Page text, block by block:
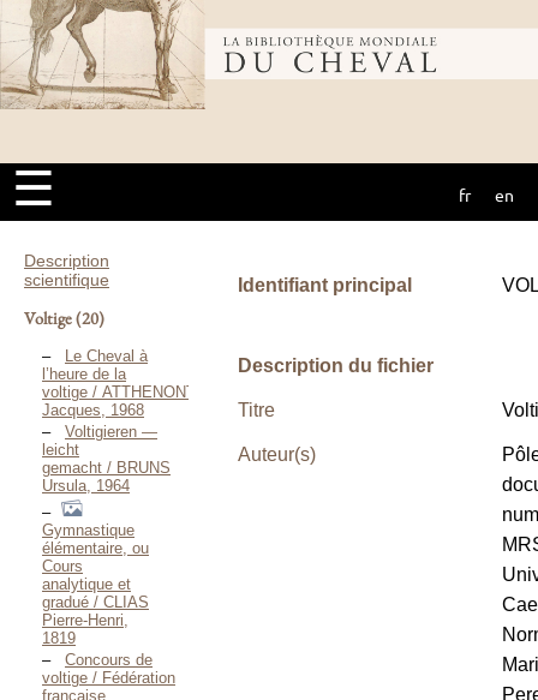
Bibliothèque
mondiale du
cheval
☰ fr en
Description
scientifique
Voltige(20)
Le Cheval à
l’heure de la
voltige / ATTHENONT
Jacques, 1968
Voltigieren —
leicht
gemacht / BRUNS
Ursula, 1964
Gymnastique
élémentaire, ou
Cours
analytique et
gradué / CLIAS
Pierre-Henri,
1819
Concours de
voltige / Fédération
française
Identifiant principal
Description du fichier
Titre
Auteur(s)